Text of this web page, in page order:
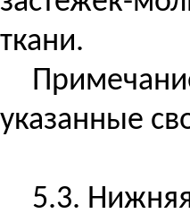
ткани.
указанные
5.3.